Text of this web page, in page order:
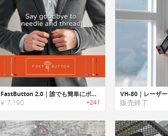
FastButton 2.0｜誰でも簡単にボタン付け可能な糸つきプラスチックニードル「ファストボタン」
¥ 7,190 +241 販売終了